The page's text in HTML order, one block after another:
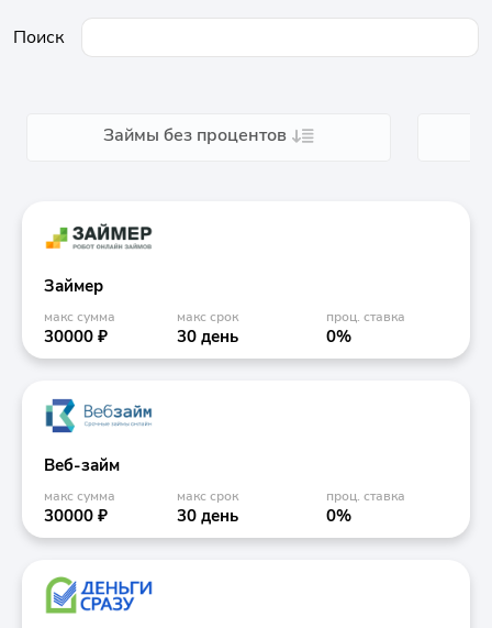
Поиск
Займы без процентов
Займер
макс сумма
30000 ₽
макс срок
30 день
проц. ставка
0%
Веб-займ
макс сумма
30000 ₽
макс срок
30 день
проц. ставка
0%